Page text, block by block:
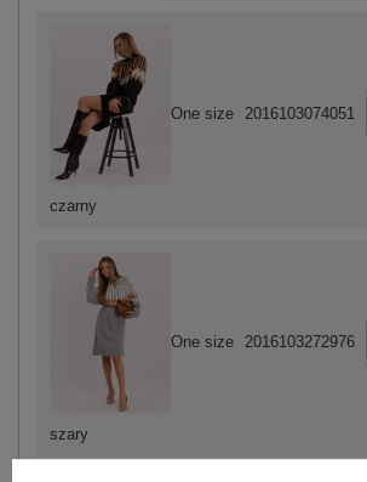
czarny
One size 2016103074051
szary
One size 2016103272976